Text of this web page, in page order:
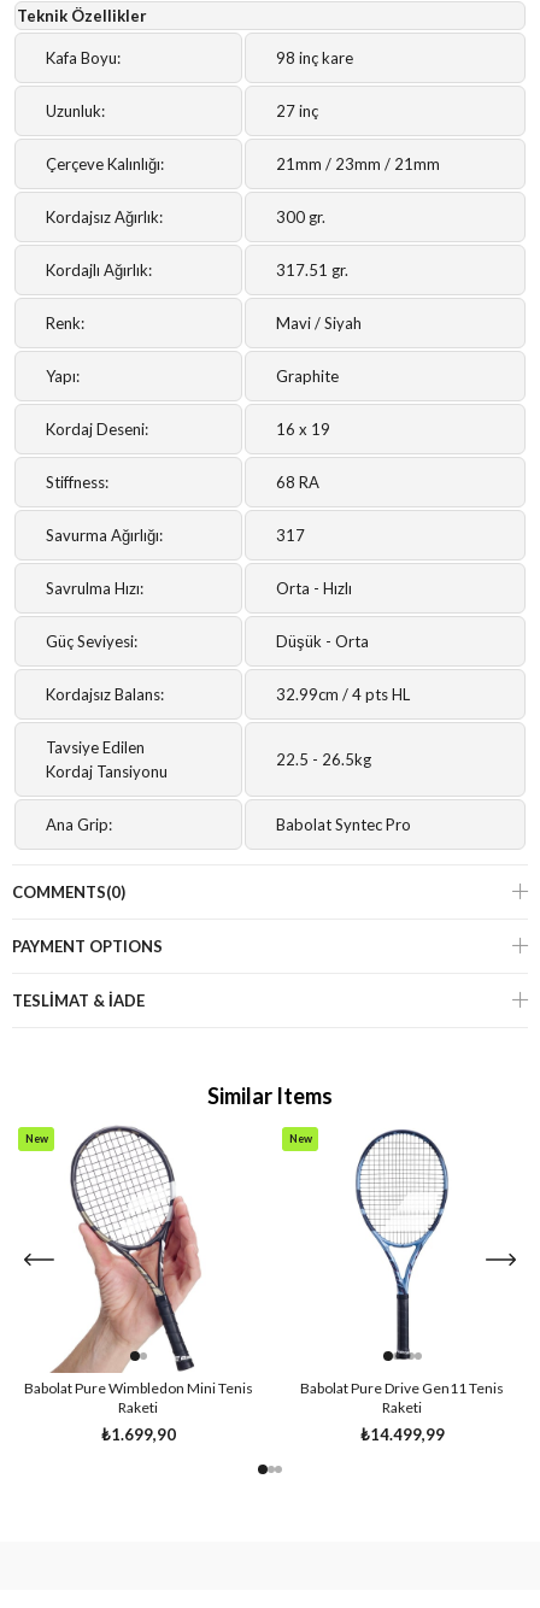
Teknik Özellikler
Kafa Boyu: 98 inç kare
Uzunluk: 27 inç
Çerçeve Kalınlığı: 21mm / 23mm / 21mm
Kordajsız Ağırlık: 300 gr.
Kordajlı Ağırlık: 317.51 gr.
Renk: Mavi / Siyah
Yapı: Graphite
Kordaj Deseni: 16 x 19
Stiffness: 68 RA
Savurma Ağırlığı: 317
Savrulma Hızı: Orta - Hızlı
Güç Seviyesi: Düşük - Orta
Kordajsız Balans: 32.99cm / 4 pts HL
Tavsiye Edilen
Kordaj Tansiyonu
22.5 - 26.5kg
Ana Grip: Babolat Syntec Pro
COMMENTS(0)
PAYMENT OPTIONS
TESLİMAT & İADE
Similar Items
Babolat Pure Wimbledon Mini Tenis
Raketi
₺1.699,90
New
Babolat Pure Drive Gen11 Tenis
Raketi
₺14.499,99
New